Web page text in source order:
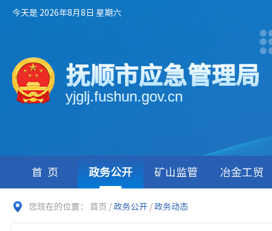
今天是 2026年8月8日 星期六
抚顺市应急管理局
yjglj.fushun.gov.cn
首页 政务公开 矿山监管 冶金工贸
您现在的位置： 首页 /政务公开 /政务动态